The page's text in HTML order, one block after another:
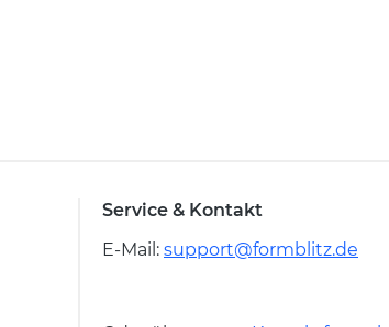
Service & Kontakt
E-Mail: support@formblitz.de